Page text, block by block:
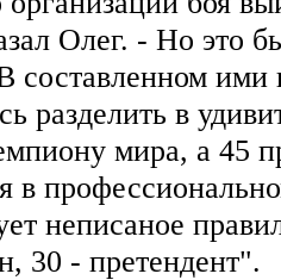
Олег. - Но это
составленном ими
разделить в
мира, а 45
в
неписаное
30 - претендент".